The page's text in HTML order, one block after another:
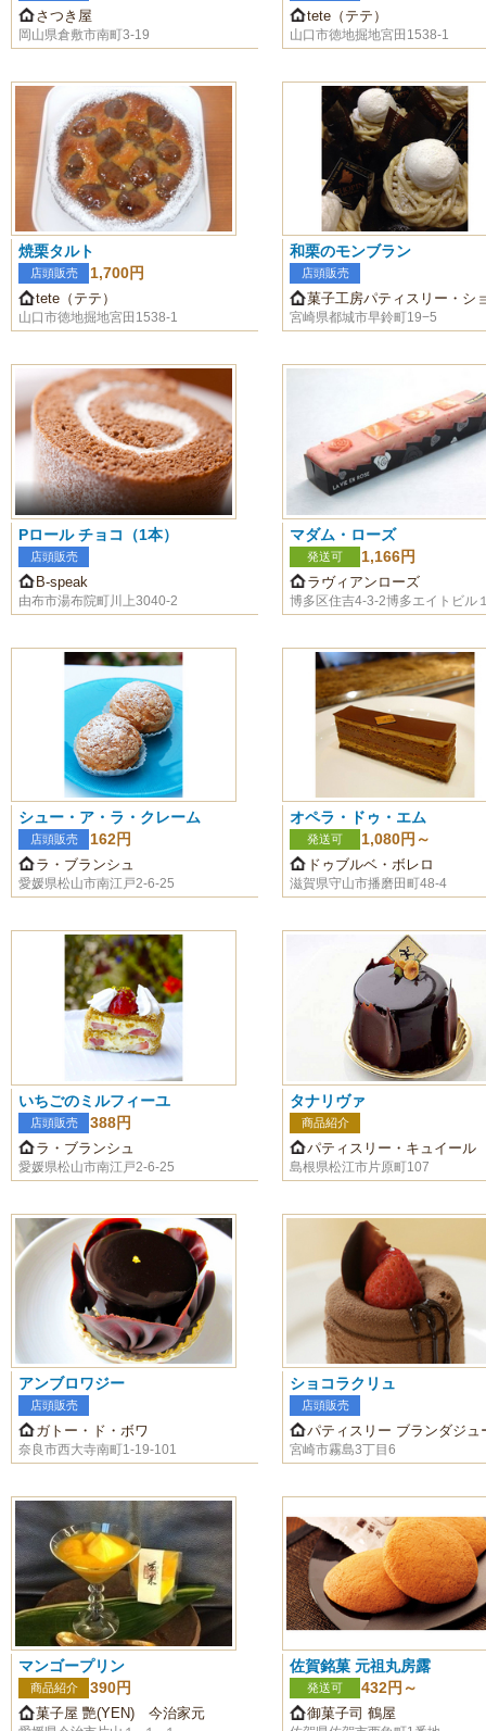
さつき屋
岡山県倉敷市南町3-19
tete（テテ）
山口市徳地掘地宮田1538-1
焼栗タルト
店頭販売 1,700円
tete（テテ）
山口市徳地掘地宮田1538-1
和栗のモンブラン
店頭販売
菓子工房パティスリー・シ
宮崎県都城市早鈴町19−5
Pロール チョコ（1本）
店頭販売
B-speak
由布市湯布院町川上3040-2
マダム・ローズ
発送可 1,166円
ラヴィアンローズ
博多区住吉4-3-2博多エイトビル
シュー・ア・ラ・クレーム
店頭販売 162円
ラ・ブランシュ
愛媛県松山市南江戸2-6-25
オペラ・ドゥ・エム
発送可 1,080円～
ドゥブルベ・ボレロ
滋賀県守山市播磨田町48-4
いちごのミルフィーユ
店頭販売 388円
ラ・ブランシュ
愛媛県松山市南江戸2-6-25
タナリヴァ
商品紹介
パティスリー・キュイール
島根県松江市片原町107
アンブロワジー
店頭販売
ガトー・ド・ボワ
奈良市西大寺南町1-19-101
ショコラクリュ
店頭販売
パティスリー ブランダジュ
宮崎市霧島3丁目6
マンゴープリン
商品紹介 390円
菓子屋 艷(YEN) 今治家元
佐賀銘菓 元祖丸房露
発送可 432円～
御菓子司 鶴屋